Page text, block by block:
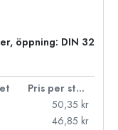
öppning: DIN 32
Pris per styck
50,35 kr
46,85 kr